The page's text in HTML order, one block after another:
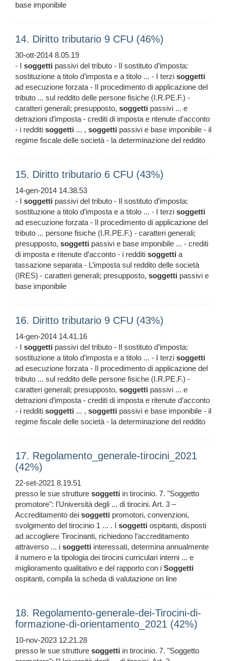
base imponibile
14. Diritto tributario 9 CFU (46%)
30-ott-2014 8.05.19
- I soggetti passivi del tributo - Il sostituto d’imposta:
sostituzione a titolo d’imposta e a titolo ... - I terzi soggetti
ad esecuzione forzata - Il procedimento di applicazione del
tributo ... sul reddito delle persone fisiche (I.R.PE.F.) -
caratteri generali; presupposto, soggetti passivi ... e
detrazioni d’imposta - crediti di imposta e ritenute d’acconto
- i redditi soggetti ... , soggetti passivi e base imponibile - il
regime fiscale delle società - la determinazione del reddito
15. Diritto tributario 6 CFU (43%)
14-gen-2014 14.38.53
- I soggetti passivi del tributo - Il sostituto d’imposta:
sostituzione a titolo d’imposta e a titolo ... - I terzi soggetti
ad esecuzione forzata - Il procedimento di applicazione del
tributo ... persone fisiche (I.R.PE.F.) - caratteri generali;
presupposto, soggetti passivi e base imponibile ... - crediti
di imposta e ritenute d’acconto - i redditi soggetti a
tassazione separata - L’imposta sul reddito delle società
(IRES) - caratteri generali; presupposto, soggetti passivi e
base imponibile
16. Diritto tributario 9 CFU (43%)
14-gen-2014 14.41.16
- I soggetti passivi del tributo - Il sostituto d’imposta:
sostituzione a titolo d’imposta e a titolo ... - I terzi soggetti
ad esecuzione forzata - Il procedimento di applicazione del
tributo ... sul reddito delle persone fisiche (I.R.PE.F.) -
caratteri generali; presupposto, soggetti passivi ... e
detrazioni d’imposta - crediti di imposta e ritenute d’acconto
- i redditi soggetti ... , soggetti passivi e base imponibile - il
regime fiscale delle società - la determinazione del reddito
17. Regolamento_generale-tirocini_2021
(42%)
22-set-2021 8.19.51
presso le sue strutture soggetti in tirocinio. 7. "Soggetto
promotore": l'Università degli ... di tirocini. Art. 3 –
Accreditamento dei soggetti promotori, convenzioni,
svolgimento del tirocinio 1 ... . I soggetti ospitanti, disposti
ad accogliere Tirocinanti, richiedono l’accreditamento
attraverso ... i soggetti interessati, determina annualmente
il numero e la tipologia dei tirocini curriculari interni ... e
miglioramento qualitativo e del rapporto con i Soggetti
ospitanti, compila la scheda di valutazione on line
18. Regolamento-generale-dei-Tirocini-di-
formazione-di-orientamento_2021 (42%)
10-nov-2023 12.21.28
presso le sue strutture soggetti in tirocinio. 7. "Soggetto